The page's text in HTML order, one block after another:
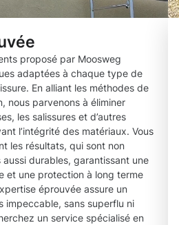
proposé par Moosweg
adaptées à chaque type de
En alliant les méthodes de
nous parvenons à éliminer
les salissures et d’autres
l’intégrité des matériaux. Vous
les résultats, qui sont non
aussi durables, garantissant une
et une protection à long terme
éprouvée assure un
impeccable, sans superflu ni
un service spécialisé en